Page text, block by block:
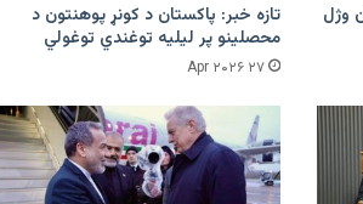
کې ۴کسان وژل
تازه خبر: پاکستان د کونړ پوهنتون د
محصلینو پر لیلیه توغندي توغولي
۲۷ Apr ۲۰۲۶